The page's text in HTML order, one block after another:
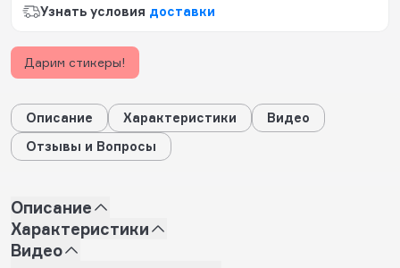
Узнать условия доставки
Дарим стикеры!
Описание Характеристики
Видео
Отзывы и Вопросы
Описание
Характеристики
Видео